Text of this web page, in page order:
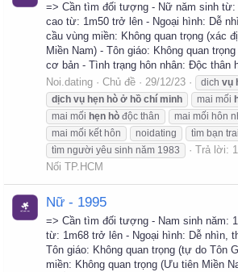
=> Cần tìm đối tượng - Nữ năm sinh từ:
cao từ: 1m50 trở lên - Ngoại hình: Dễ
cầu vùng miền: Không quan trọng (xác
Miền Nam) - Tôn giáo: Không quan
cơ bản - Tình trạng hôn nhân: Độc thân
Noi.dating
Chủ đề 29/12/23 dich vụ
dịch vụ hẹn hò ở hồ chí minh mai mối
mai mối hẹn hò độc thân mai mối hôn
mai mối kết hôn
noidating
tìm bạn
tìm người yêu sinh năm 1983
Trả lời: 1
Nối TP.HCM
Nữ - 1995
=> Cần tìm đối tượng - Nam sinh năm:
từ: 1m68 trở lên - Ngoại hình: Dễ nhìn,
Tôn giáo: Không quan trọng (tự do Tôn
miền: Không quan trọng (Ưu tiên Miền